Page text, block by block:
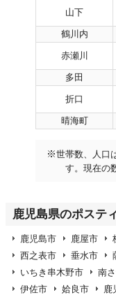
山下
鶴川内
赤瀬川
多田
折口
晴海町
※世帯数、人口
す。現在の
鹿児島県のポステ
鹿児島市 鹿屋市
西之表市
垂水市
いちき串木野市
南
伊佐市
姶良市 鹿